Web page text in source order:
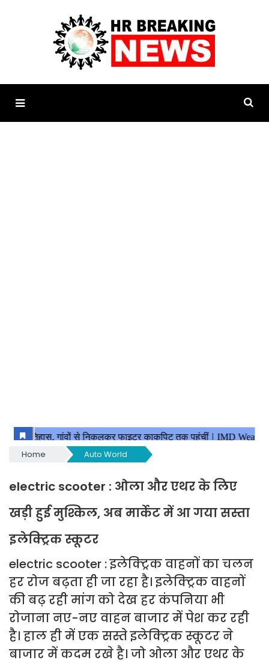
Home Auto World
electric scooter : ओला और एथर के लिए
खड़ी हुई मुश्किल, अब मार्केट में आ गया सस्ता
इलेक्ट्रिक स्कूटर
electric scooter : इलेक्ट्रिक वाहनों का चलन
हर रोज बढ़ता ही जा रहा है। इलेक्ट्रिक वाहनों
की बढ़ रही मांग को देख हर कंपनिया भी
रोजाना नए-नए वाहन बाजार में पेश कर रही
है। हाल ही में एक सस्ते इलेक्ट्रिक स्कूटर ने
बाजार में कदम रखे है। जो ओला और एथर के